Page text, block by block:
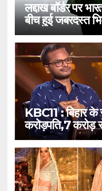
लद्दाख बॉर्डर पर
बीच हुई जबरदस्त
KBC11 : बिहार
करोड़पति,7 करोड़